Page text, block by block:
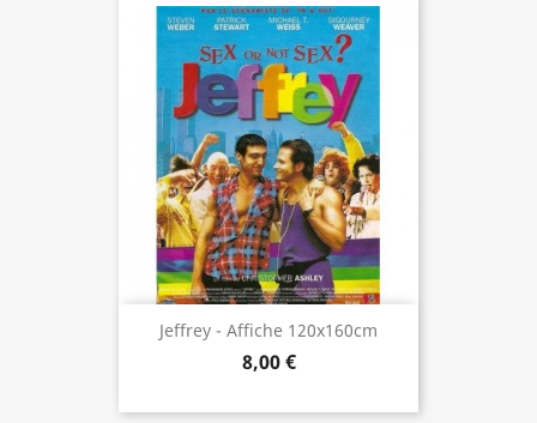
Jeffrey - Affiche 120x160cm
8,00 €